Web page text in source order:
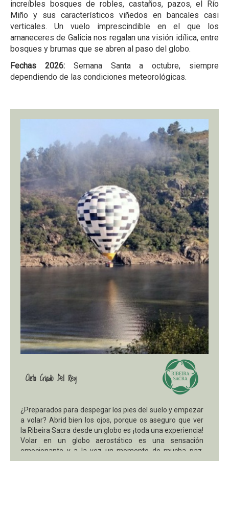
increíbles bosques de robles, castaños, pazos, el Río
Miño y sus característicos viñedos en bancales casi
verticales. Un vuelo imprescindible en el que los
amaneceres de Galicia nos regalan una visión idílica, entre
bosques y brumas que se abren al paso del globo.
Fechas 2026:Semana Santa a octubre, siempre
dependiendo de las condiciones meteorológicas.
Cleto Criado Del Rey
¿Preparados para despegar los pies del suelo y empezar
a volar? Abrid bien los ojos, porque os aseguro que ver
la Ribeira Sacra desde un globo es ¡toda una experiencia!
Volar en un globo aerostático es una sensación
emocionante y a la vez un momento de mucha paz.
Además, con mi equipo de tierra, haremos que la